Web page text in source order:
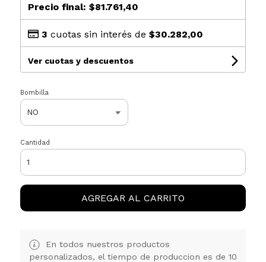
Precio final: $81.761,40
3 cuotas sin interés de $30.282,00
Ver cuotas y descuentos
Bombilla
Cantidad
AGREGAR AL CARRITO
En todos nuestros productos
personalizados, el tiempo de produccion es de 10